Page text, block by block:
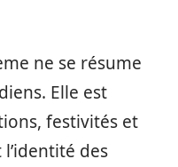
ne se résume
Elle est
festivités et
des